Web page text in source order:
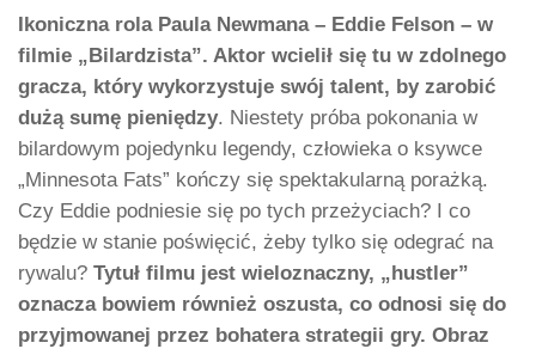
Ikoniczna rola Paula Newmana – Eddie Felson – w
filmie „Bilardzista”. Aktor wcielił się tu w zdolnego
gracza, który wykorzystuje swój talent, by zarobić
dużą sumę pieniędzy. Niestety próba pokonania w
bilardowym pojedynku legendy, człowieka o ksywce
„Minnesota Fats” kończy się spektakularną porażką.
Czy Eddie podniesie się po tych przeżyciach? I co
będzie w stanie poświęcić, żeby tylko się odegrać na
rywalu? Tytuł filmu jest wieloznaczny, „hustler”
oznacza bowiem również oszusta, co odnosi się do
przyjmowanej przez bohatera strategii gry. Obraz